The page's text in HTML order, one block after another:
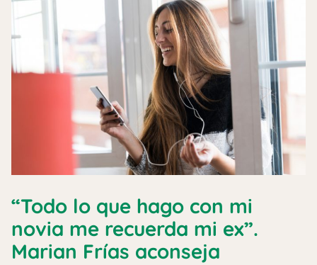
“Todo lo que hago con mi
novia me recuerda mi ex”.
Marian Frías aconseja